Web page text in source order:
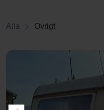
Alla Övrigt